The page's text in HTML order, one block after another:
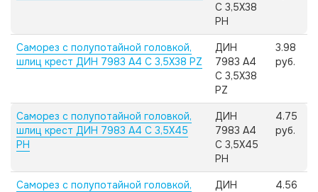
C 3,5X38
PH
Саморез с полупотайной головкой,
шлиц крест ДИН 7983 А4 C 3,5X38 PZ
ДИН
7983 А4
C 3,5X38
PZ
3.98
руб.
Саморез с полупотайной головкой,
шлиц крест ДИН 7983 А4 C 3,5X45
PH
ДИН
7983 А4
C 3,5X45
PH
4.75
руб.
Саморез с полупотайной головкой,
ДИН
4.56